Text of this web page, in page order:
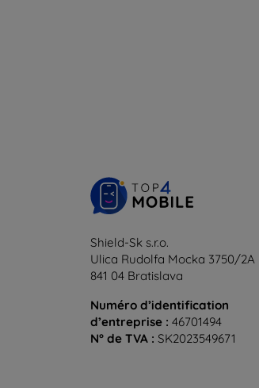
Shield-Sk s.r.o.
Ulica Rudolfa Mocka 3750/2A
841 04 Bratislava
Numéro d’identification
d’entreprise : 46701494
N° de TVA : SK2023549671